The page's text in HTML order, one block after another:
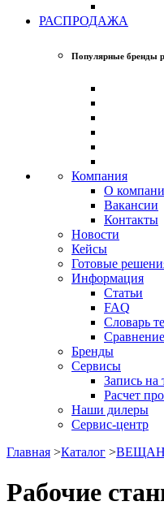
РАСПРОДАЖА
Популярные бренды
Компания
О
Вакансии
Контакты
Новости
Кейсы
Готовые
Информация
Статьи
FAQ
Словарь
Бренды
Сервисы
Запись на
Расчет
Наши дилеры
Сервис-центр
Главная >Каталог >
Рабочие